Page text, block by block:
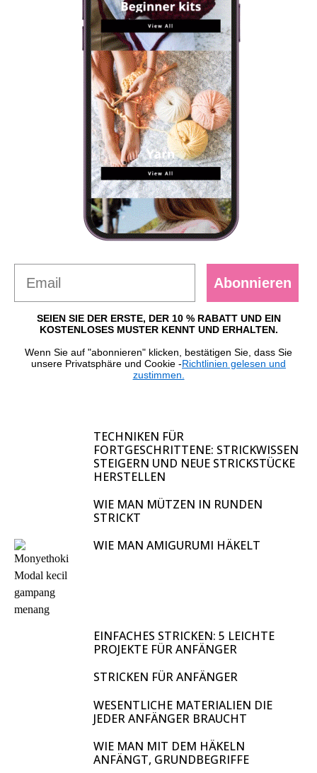
Abonnieren
SEIEN SIE DER ERSTE, DER 10 % RABATT UND EIN
KOSTENLOSES MUSTER KENNT UND ERHALTEN.
Wenn Sie auf "abonnieren" klicken, bestätigen Sie, dass Sie
unsere Privatsphäre und Cookie -Richtlinien gelesen und
zustimmen.
TECHNIKEN FÜR
FORTGESCHRITTENE: STRICKWISSEN
STEIGERN UND NEUE STRICKSTÜCKE
HERSTELLEN
WIE MAN MÜTZEN IN RUNDEN
STRICKT
WIE MAN AMIGURUMI HÄKELT
EINFACHES STRICKEN: 5 LEICHTE
PROJEKTE FÜR ANFÄNGER
STRICKEN FÜR ANFÄNGER
WESENTLICHE MATERIALIEN DIE
JEDER ANFÄNGER BRAUCHT
WIE MAN MIT DEM HÄKELN
ANFÄNGT, GRUNDBEGRIFFE